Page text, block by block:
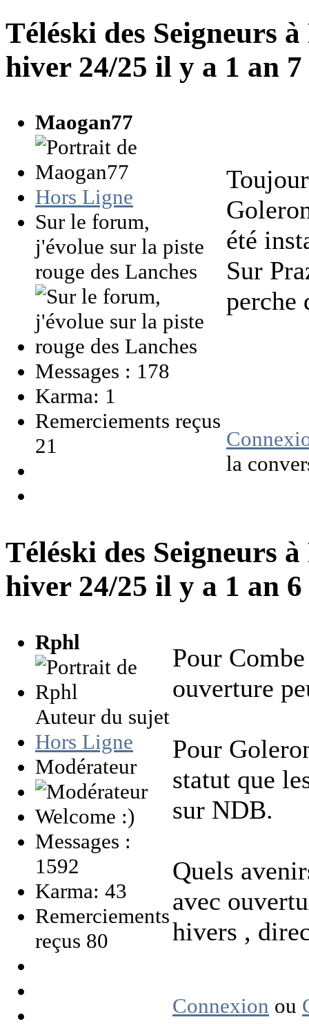
Téléski des Seigneurs
hiver 24/25 il y a 1 an
Maogan77
Hors Ligne
Sur le forum,
j'évolue sur la piste
rouge des Lanches
Messages : 178
Karma: 1
Remerciements reçus
21
été
Sur
perche
la
Téléski des Seigneurs
hiver 24/25 il y a 1 an
Rphl
Auteur du sujet
Hors Ligne
Modérateur
Welcome :)
Messages :
1592
Karma: 43
Remerciements
reçus 80
Pour
ouverture
Pour
statut que
sur NDB.
Quels
avec
hivers ,
Connexion ou